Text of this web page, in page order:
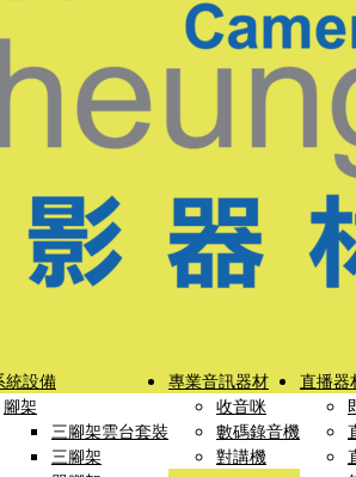
統設備
腳架
三腳架雲台套裝
三腳架
專業音訊器材
收音咪
數碼錄音機
對講機
直播器